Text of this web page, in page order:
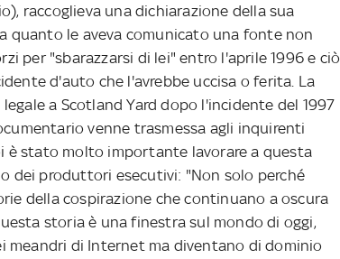
raccoglieva una dichiarazione della sua
quanto le aveva comunicato una fonte non
per "sbarazzarsi di lei" entro l'aprile 1996 e ciò
d'auto che l'avrebbe uccisa o ferita. La
a Scotland Yard dopo l'incidente del 1997
venne trasmessa agli inquirenti
è stato molto importante lavorare a questa
dei produttori esecutivi: "Non solo perché
della cospirazione che continuano a oscura
storia è una finestra sul mondo di oggi,
meandri di Internet ma diventano di dominio